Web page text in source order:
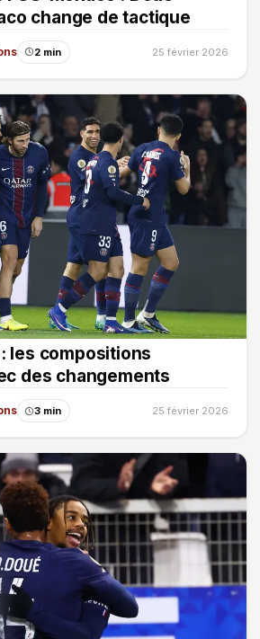
change de tactique
2 min 25 février 2026
les compositions
des changements
3 min 25 février 2026